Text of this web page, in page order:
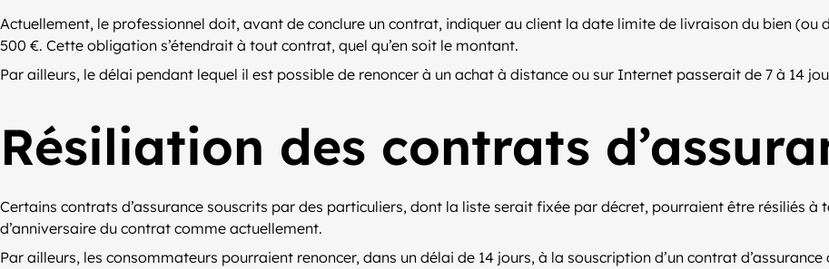
Actuellement, le professionnel doit, avant de conclure un contrat, indiquer au client la date limite de livraison du bien (ou
500 €. Cette obligation s’étendrait à tout contrat, quel qu’en soit le montant.
Par ailleurs, le délai pendant lequel il est possible de renoncer à un achat à distance ou sur Internet passerait de 7 à 14
Résiliation des contrats
Certains contrats d’assurance souscrits par des particuliers, dont la liste serait fixée par décret, pourraient être résiliés
d’anniversaire du contrat comme actuellement.
Par ailleurs, les consommateurs pourraient renoncer, dans un délai de 14 jours, à la souscription d’un contrat